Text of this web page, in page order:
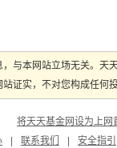
与本网站立场无关。
证实，不对您构成任
将天天基金网设为上网
联系我们
安全指引